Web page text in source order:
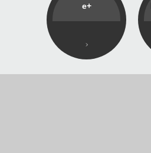
e+